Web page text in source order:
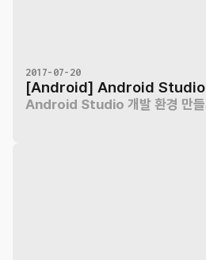
2017-07-20
[Android] Android Studio
Android Studio 개발 환경 만들